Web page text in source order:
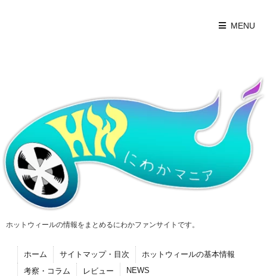
MENU
ホットウィールの情報をまとめるにわかファンサイトです。
ホーム サイトマップ・目次
ホットウィールの基本情報
考察・コラム
レビュー NEWS